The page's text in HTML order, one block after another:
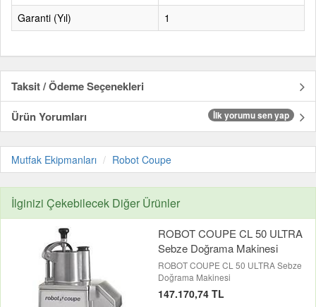
Garanti (Yıl)
1
Taksit / Ödeme Seçenekleri
Ürün Yorumları
İlk yorumu sen yap
Mutfak Ekipmanları Robot Coupe
İlginizi Çekebilecek Diğer Ürünler
ROBOT COUPE CL 50 ULTRA
Sebze Doğrama Makinesi
ROBOT COUPE CL 50 ULTRA Sebze
Doğrama Makinesi
147.170,74 TL